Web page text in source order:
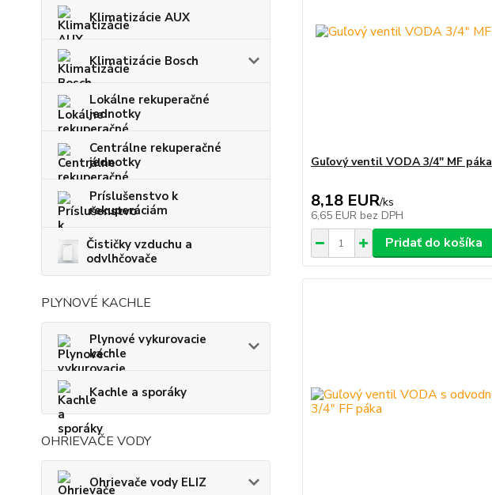
Klimatizácie AUX
Klimatizácie Bosch
Lokálne rekuperačné
jednotky
Centrálne rekuperačné
jednotky
Príslušenstvo k
rekuperáciám
Čističky vzduchu a
odvlhčovače
PLYNOVÉ KACHLE
Plynové vykurovacie
kachle
Kachle a sporáky
OHRIEVAČE VODY
Ohrievače vody ELIZ
Guľový ventil VODA 3/4" MF páka
8,18 EUR/ks
6,65 EUR bez DPH
Pridať do košíka